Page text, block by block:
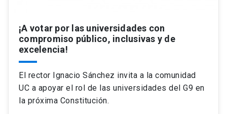
¡A votar por las universidades con
compromiso público, inclusivas y de
excelencia!
El rector Ignacio Sánchez invita a la comunidad
UC a apoyar el rol de las universidades del G9 en
la próxima Constitución.